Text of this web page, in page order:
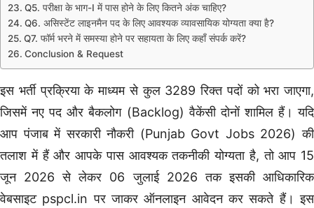
Q5. परीक्षा के भाग-I में पास होने के लिए कितने अंक चाहिए?
Q6. असिस्टेंट लाइनमैन पद के लिए आवश्यक व्यावसायिक योग्यता क्या है?
Q7. फॉर्म भरने में समस्या होने पर सहायता के लिए कहाँ संपर्क करें?
Conclusion & Request
इस भर्ती प्रक्रिया के माध्यम से कुल 3289 रिक्त पदों को भरा जाएगा,
जिसमें नए पद और बैकलोग (Backlog) वैकेंसी दोनों शामिल हैं। यदि
आप पंजाब में सरकारी नौकरी (Punjab Govt Jobs 2026) की
तलाश में हैं और आपके पास आवश्यक तकनीकी योग्यता है, तो आप 15
जून 2026 से लेकर 06 जुलाई 2026 तक इसकी आधिकारिक
वेबसाइट pspcl.in पर जाकर ऑनलाइन आवेदन कर सकते हैं। इस